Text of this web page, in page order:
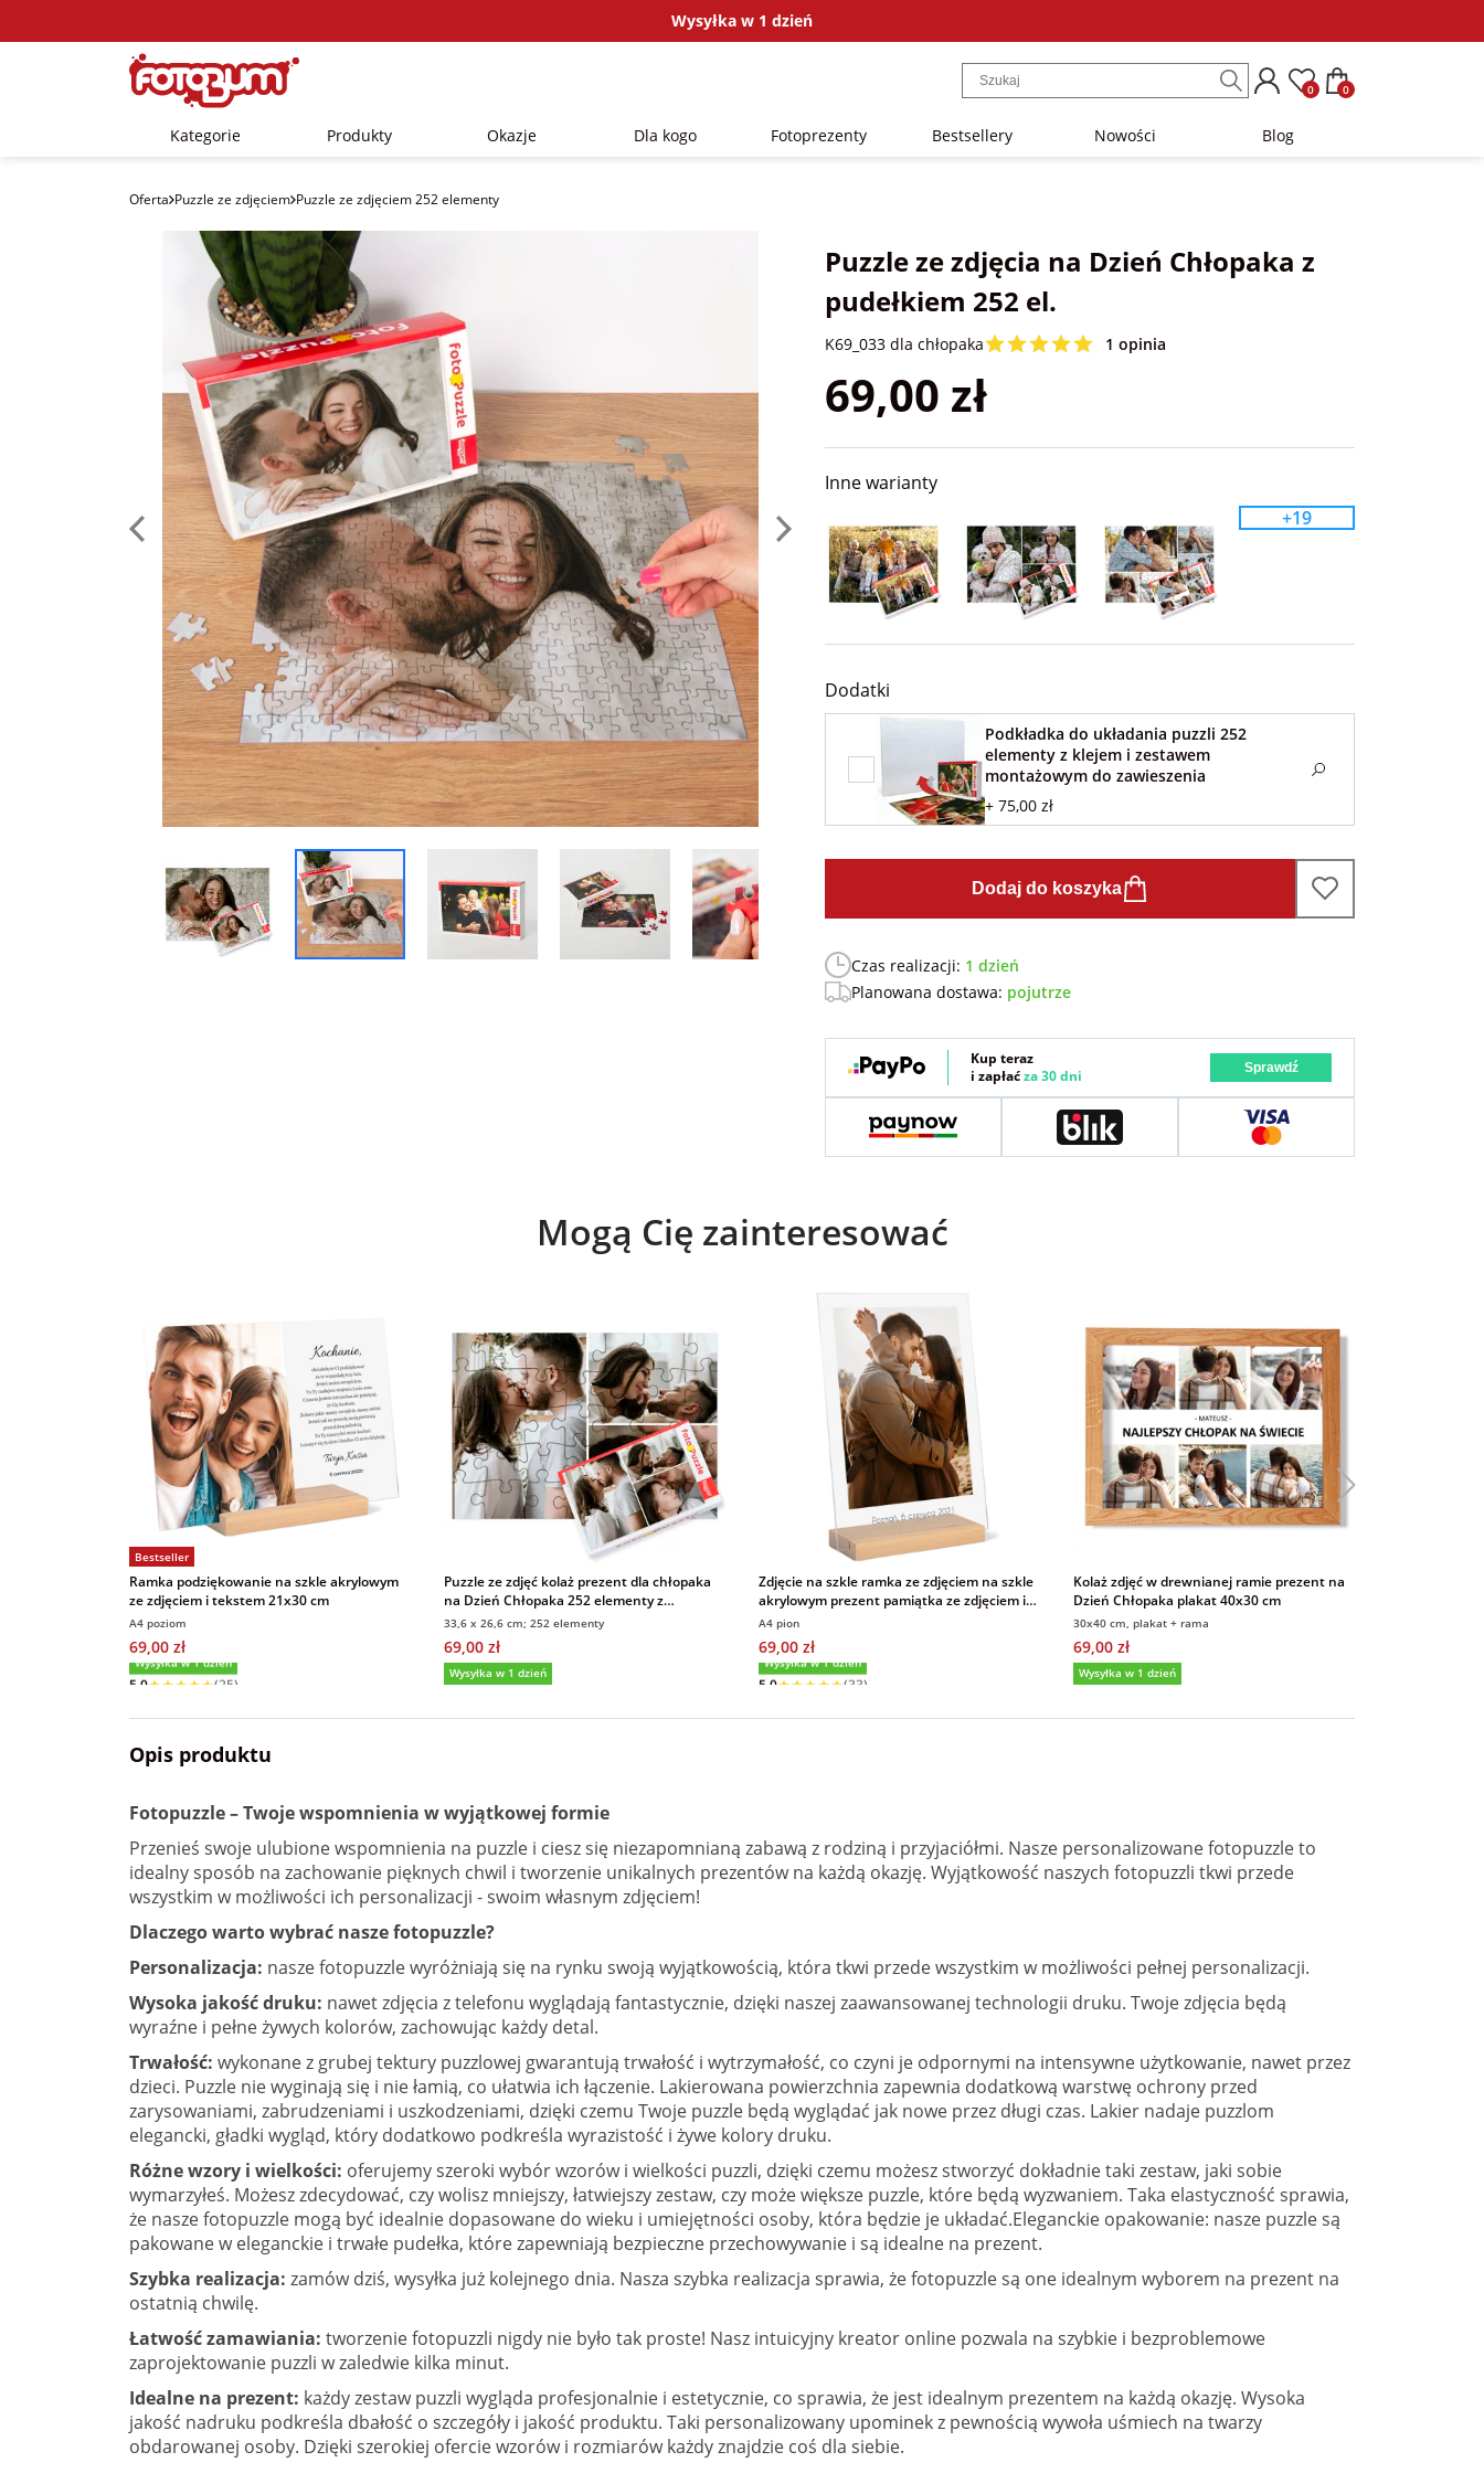
Wysyłka w 1 dzień
0 0
Kategorie Produkty Okazje Dla kogo Fotoprezenty Bestsellery Nowości Blog
Oferta Puzzle ze zdjęciem Puzzle ze zdjęciem 252 elementy
Puzzle ze zdjęcia na Dzień Chłopaka z
pudełkiem 252 el.
K69_033 dla chłopaka 1 opinia
69,00 zł
Inne warianty
+19
Dodatki
Podkładka do układania puzzli 252
elementy z klejem i zestawem
montażowym do zawieszenia
+ 75,00 zł
Dodaj do koszyka
Czas realizacji: 1 dzień
Planowana dostawa: pojutrze
Kup teraz
i zapłaćza 30 dni Sprawdź
Mogą Cię zainteresować
Bestseller
Ramka podziękowanie na szkle akrylowym
ze zdjęciem i tekstem 21x30 cm
A4 poziom
69,00 zł
Wysyłka w 1 dzień
5,0 (25)
Puzzle ze zdjęć kolaż prezent dla chłopaka
na Dzień Chłopaka 252 elementy z
pudełkiem
33,6 x 26,6 cm; 252 elementy
69,00 zł
Wysyłka w 1 dzień
Zdjęcie na szkle ramka ze zdjęciem na szkle
akrylowym prezent pamiątka ze zdjęciem i
napisem A4
A4 pion
69,00 zł
Wysyłka w 1 dzień
5,0 (33)
Kolaż zdjęć w drewnianej ramie prezent na
Dzień Chłopaka plakat 40x30 cm
30x40 cm, plakat + rama
69,00 zł
Wysyłka w 1 dzień
Opis produktu
Fotopuzzle – Twoje wspomnienia w wyjątkowej formie
Przenieś swoje ulubione wspomnienia na puzzle i ciesz się niezapomnianą zabawą z rodziną i przyjaciółmi. Nasze personalizowane fotopuzzle to
idealny sposób na zachowanie pięknych chwil i tworzenie unikalnych prezentów na każdą okazję. Wyjątkowość naszych fotopuzzli tkwi przede
wszystkim w możliwości ich personalizacji - swoim własnym zdjęciem!
Dlaczego warto wybrać nasze fotopuzzle?
Personalizacja: nasze fotopuzzle wyróżniają się na rynku swoją wyjątkowością, która tkwi przede wszystkim w możliwości pełnej personalizacji.
Wysoka jakość druku: nawet zdjęcia z telefonu wyglądają fantastycznie, dzięki naszej zaawansowanej technologii druku. Twoje zdjęcia będą
wyraźne i pełne żywych kolorów, zachowując każdy detal.
Trwałość: wykonane z grubej tektury puzzlowej gwarantują trwałość i wytrzymałość, co czyni je odpornymi na intensywne użytkowanie, nawet przez
dzieci. Puzzle nie wyginają się i nie łamią, co ułatwia ich łączenie. Lakierowana powierzchnia zapewnia dodatkową warstwę ochrony przed
zarysowaniami, zabrudzeniami i uszkodzeniami, dzięki czemu Twoje puzzle będą wyglądać jak nowe przez długi czas. Lakier nadaje puzzlom
elegancki, gładki wygląd, który dodatkowo podkreśla wyrazistość i żywe kolory druku.
Różne wzory i wielkości: oferujemy szeroki wybór wzorów i wielkości puzzli, dzięki czemu możesz stworzyć dokładnie taki zestaw, jaki sobie
wymarzyłeś. Możesz zdecydować, czy wolisz mniejszy, łatwiejszy zestaw, czy może większe puzzle, które będą wyzwaniem. Taka elastyczność sprawia,
że nasze fotopuzzle mogą być idealnie dopasowane do wieku i umiejętności osoby, która będzie je układać.Eleganckie opakowanie: nasze puzzle są
pakowane w eleganckie i trwałe pudełka, które zapewniają bezpieczne przechowywanie i są idealne na prezent.
Szybka realizacja: zamów dziś, wysyłka już kolejnego dnia. Nasza szybka realizacja sprawia, że fotopuzzle są one idealnym wyborem na prezent na
ostatnią chwilę.
Łatwość zamawiania: tworzenie fotopuzzli nigdy nie było tak proste! Nasz intuicyjny kreator online pozwala na szybkie i bezproblemowe
zaprojektowanie puzzli w zaledwie kilka minut.
Idealne na prezent: każdy zestaw puzzli wygląda profesjonalnie i estetycznie, co sprawia, że jest idealnym prezentem na każdą okazję. Wysoka
jakość nadruku podkreśla dbałość o szczegóły i jakość produktu. Taki personalizowany upominek z pewnością wywoła uśmiech na twarzy
obdarowanej osoby. Dzięki szerokiej ofercie wzorów i rozmiarów każdy znajdzie coś dla siebie.